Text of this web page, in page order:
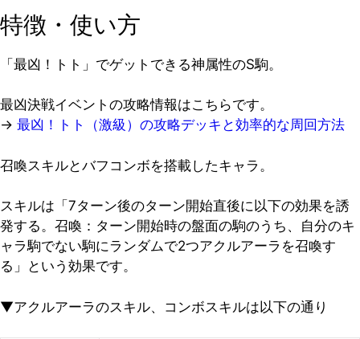
特徴・使い方
「最凶！トト」でゲットできる神属性のS駒。
最凶決戦イベントの攻略情報はこちらです。
→ 最凶！トト（激級）の攻略デッキと効率的な周回方法
召喚スキルとバフコンボを搭載したキャラ。
スキルは「7ターン後のターン開始直後に以下の効果を誘
発する。召喚：ターン開始時の盤面の駒のうち、自分のキ
ャラ駒でない駒にランダムで2つアクルアーラを召喚す
る」という効果です。
▼アクルアーラのスキル、コンボスキルは以下の通り